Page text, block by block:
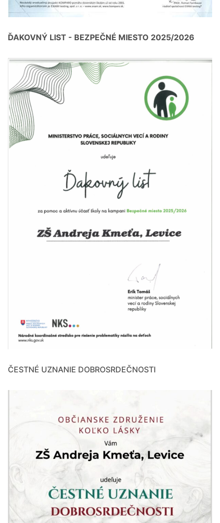
ĎAKOVNÝ LIST - BEZPEČNÉ MIESTO 2025/2026
ČESTNÉ UZNANIE DOBROSRDEČNOSTI